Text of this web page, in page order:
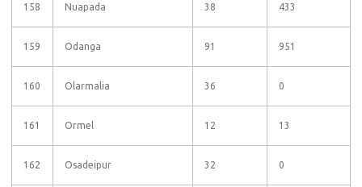
158 Nuapada 38 433
159 Odanga 91 951
160 Olarmalia 36 0
161 Ormel 12 13
162 Osadeipur 32 0